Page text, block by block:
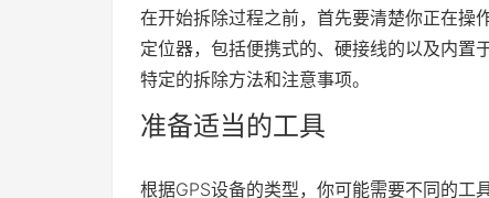
在开始拆除过程之前，首先要清楚你正在操
定位器，包括便携式的、硬接线的以及内置
特定的拆除方法和注意事项。
准备适当的工具
根据GPS设备的类型，你可能需要不同的工